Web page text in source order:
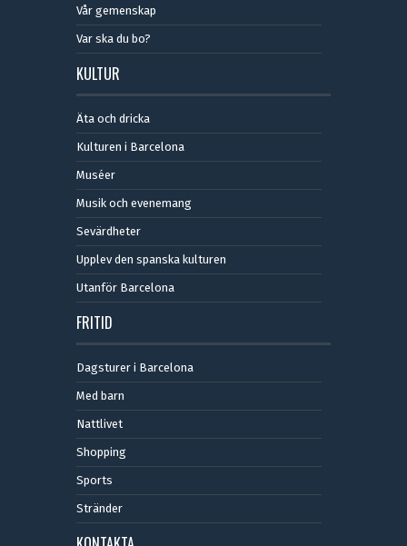
Vår gemenskap
Var ska du bo?
KULTUR
Äta och dricka
Kulturen i Barcelona
Muséer
Musik och evenemang
Sevärdheter
Upplev den spanska kulturen
Utanför Barcelona
FRITID
Dagsturer i Barcelona
Med barn
Nattlivet
Shopping
Sports
Stränder